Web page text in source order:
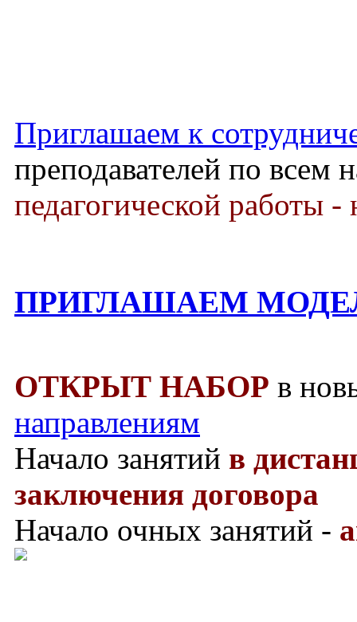
Приглашаем к
преподавателей по всем
педагогической работы -
ПРИГЛАШАЕМ
ОТКРЫТ НАБОР в
направлениям
Начало занятий в
заключения договора
Начало очных занятий -